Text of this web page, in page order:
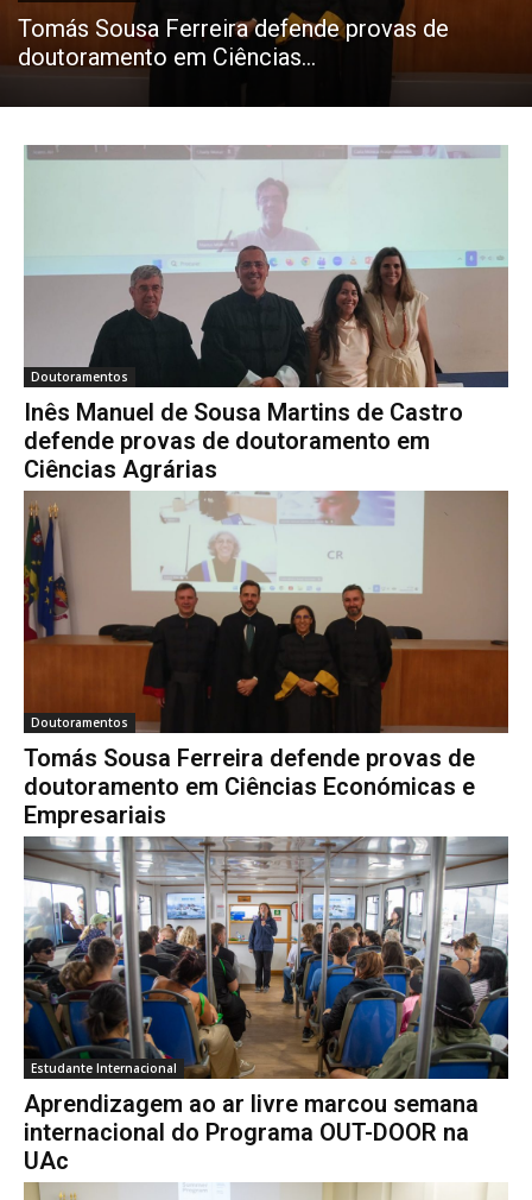
Tomás Sousa Ferreira defende provas de
doutoramento em Ciências...
Doutoramentos
Inês Manuel de Sousa Martins de Castro
defende provas de doutoramento em
Ciências Agrárias
Doutoramentos
Tomás Sousa Ferreira defende provas de
doutoramento em Ciências Económicas e
Empresariais
Estudante Internacional
Aprendizagem ao ar livre marcou semana
internacional do Programa OUT-DOOR na
UAc